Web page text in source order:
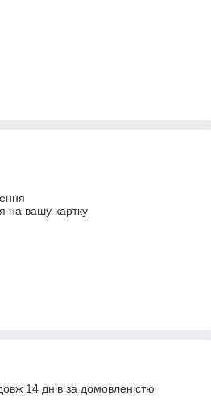
на вашу картку
14 днів за домовленістю